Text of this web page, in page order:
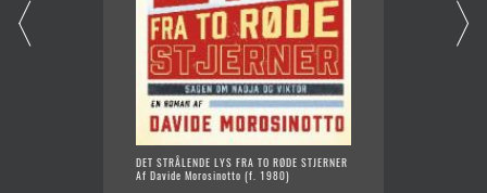
DET STRÅLENDE LYS FRA TO RØDE STJERNER
Af Davide Morosinotto (f. 1980)